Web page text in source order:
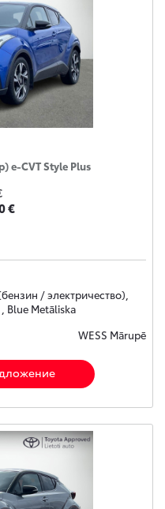
e-CVT Style Plus
€
/ электричество),
Blue Metāliska
WESS Mārupē